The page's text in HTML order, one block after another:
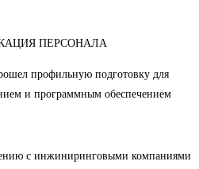
ПЕРСОНАЛА
профильную подготовку для
и программным обеспечением
с инжиниринговыми компаниями